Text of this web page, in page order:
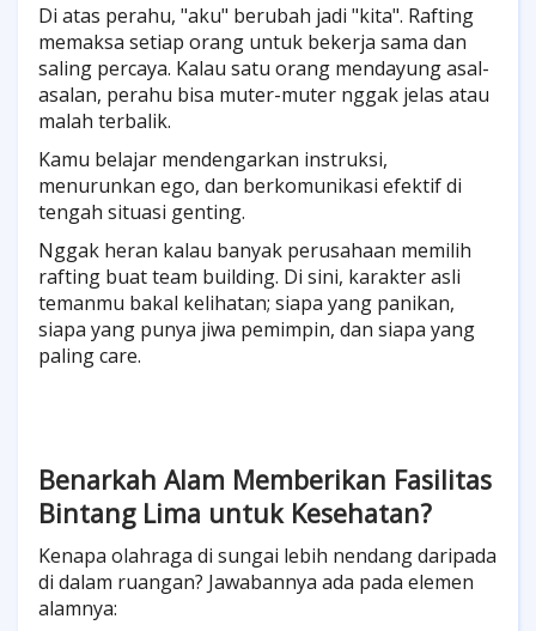
Di atas perahu, "aku" berubah jadi "kita". Rafting
memaksa setiap orang untuk bekerja sama dan
saling percaya. Kalau satu orang mendayung asal-
asalan, perahu bisa muter-muter nggak jelas atau
malah terbalik.
Kamu belajar mendengarkan instruksi,
menurunkan ego, dan berkomunikasi efektif di
tengah situasi genting.
Nggak heran kalau banyak perusahaan memilih
rafting buat team building. Di sini, karakter asli
temanmu bakal kelihatan; siapa yang panikan,
siapa yang punya jiwa pemimpin, dan siapa yang
paling care.
Benarkah Alam Memberikan Fasilitas
Bintang Lima untuk Kesehatan?
Kenapa olahraga di sungai lebih nendang daripada
di dalam ruangan? Jawabannya ada pada elemen
alamnya: